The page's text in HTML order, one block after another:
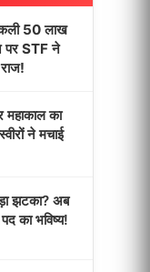
50 लाख
महाकाल का
ने मचाई
झटका? अब
का भविष्य!